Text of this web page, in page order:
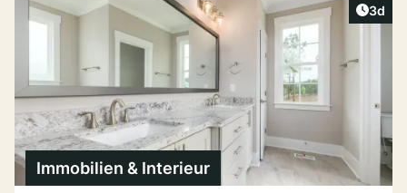
3d
Immobilien & Interieur